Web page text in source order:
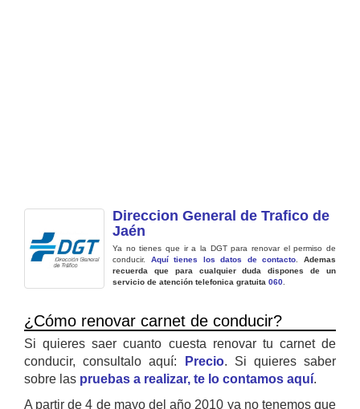
Direccion General de Trafico de
Jaén
Ya no tienes que ir a la DGT para renovar el permiso de
conducir. Aquí tienes los datos de contacto .Ademas
recuerda que para cualquier duda dispones de un
servicio de atención telefonica gratuita 060
¿Cómo renovar carnet de conducir?
Si quieres saer cuanto cuesta renovar tu carnet de
conducir, consultalo aquí:
Precio. Si quieres saber
sobre las pruebas a realizar, te lo contamos aquí.
A partir de 4 de mayo del año 2010 ya no tenemos que